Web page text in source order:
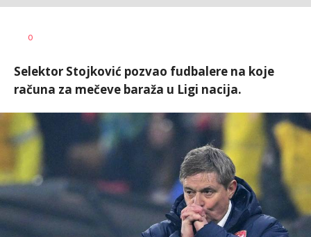
AUTOR
0
Selektor Stojković pozvao fudbalere na koje
računa za mečeve baraža u Ligi nacija.